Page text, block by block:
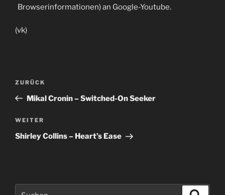
Browserinformationen) an Google-Youtube.
(vk)
Beitragsnavigation
Vorheriger
Beitrag
ZURÜCK
Mikal Cronin – Switched-On Seeker
Nächster
Beitrag
WEITER
Shirley Collins – Heart’s Ease